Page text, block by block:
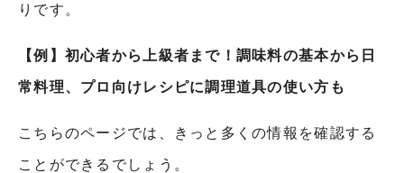
りです。
【例】 初心者から上級者まで！調味料の基本から日
常料理、プロ向けレシピに調理道具の使い方も
こちらのページでは、きっと多くの情報を確認する
ことができるでしょう。